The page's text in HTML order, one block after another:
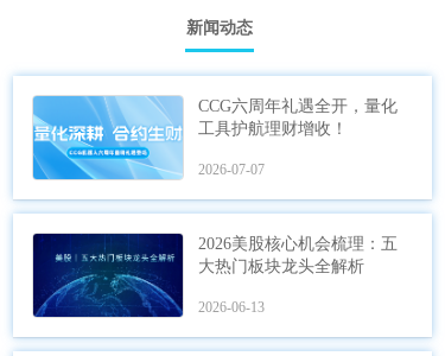
n
新闻动态
CCG六周年礼遇全开，量化
工具护航理财增收！
2026-07-07
2026美股核心机会梳理：五
大热门板块龙头全解析
2026-06-13